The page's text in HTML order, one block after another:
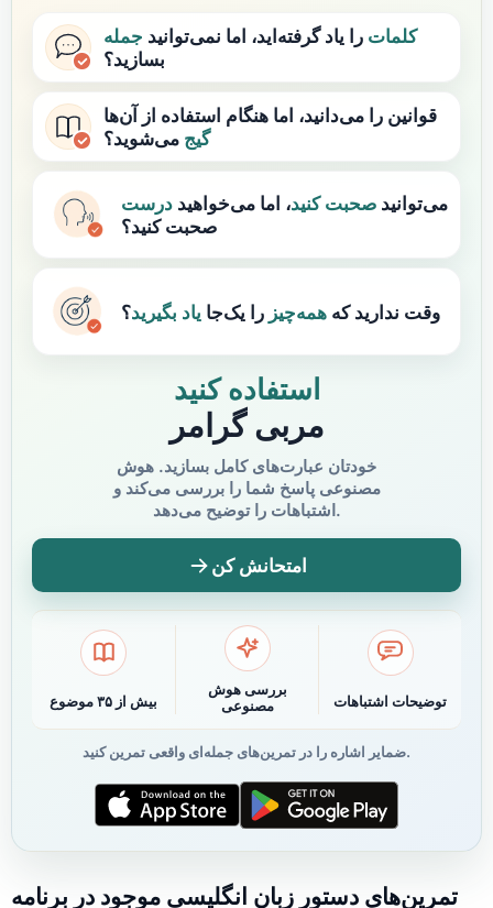
کلمات را یاد گرفته‌اید، اما نمی‌توانید جمله
بسازید؟
قوانین را می‌دانید، اما هنگام استفاده از آن‌ها
گیج می‌شوید؟
می‌توانید صحبت کنید، اما می‌خواهید درست
صحبت کنید؟
وقت ندارید که همه‌چیز را یک‌جا یاد بگیرید؟
استفاده کنید
مربی گرامر
خودتان عبارت‌های کامل بسازید. هوش
مصنوعی پاسخ شما را بررسی می‌کند و
اشتباهات را توضیح می‌دهد.
امتحانش کن
بیش از ۳۵ موضوع
بررسی هوش
مصنوعی
توضیحات اشتباهات
ضمایر اشاره را در تمرین‌های جمله‌ای واقعی تمرین کنید.
تمرین‌های دستور زبان انگلیسی موجود در برنامه